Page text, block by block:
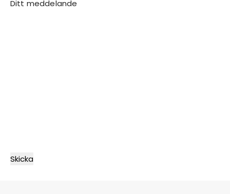
Ditt meddelande